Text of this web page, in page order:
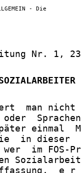
- Die
Nr. 1,